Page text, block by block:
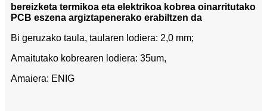
bereizketa termikoa eta elektrikoa kobrea oinarritutako
PCB eszena argiztapenerako erabiltzen da
Bi geruzako taula, taularen lodiera: 2,0 mm;
Amaitutako kobrearen lodiera: 35um,
Amaiera: ENIG